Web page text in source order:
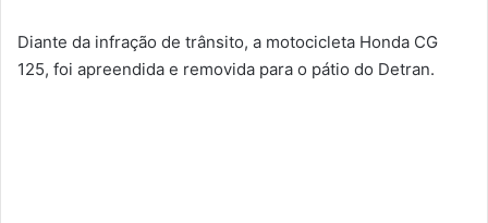
Diante da infração de trânsito, a motocicleta Honda CG
125, foi apreendida e removida para o pátio do Detran.